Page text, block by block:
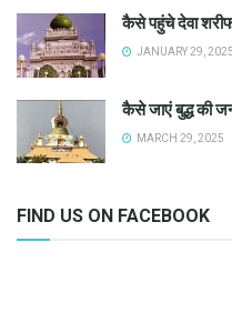
कैसे पहुंचे देवा
JANUARY 29, 2025
कैसे जाएं बुद्ध की
MARCH 29, 2025
FIND US ON FACEBOOK